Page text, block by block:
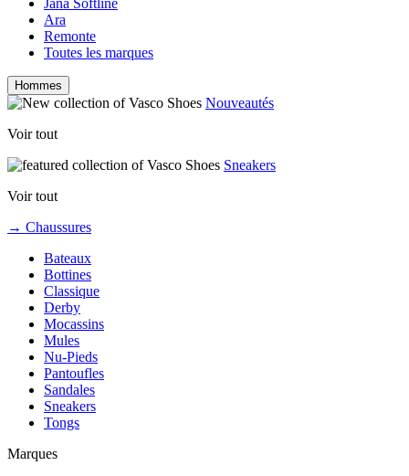
Jana Softline
Ara
Remonte
Toutes les marques
Hommes
Nouveautés
Voir tout
Sneakers
Voir tout
→ Chaussures
Bateaux
Bottines
Classique
Derby
Mocassins
Mules
Nu-Pieds
Pantoufles
Sandales
Sneakers
Tongs
Marques